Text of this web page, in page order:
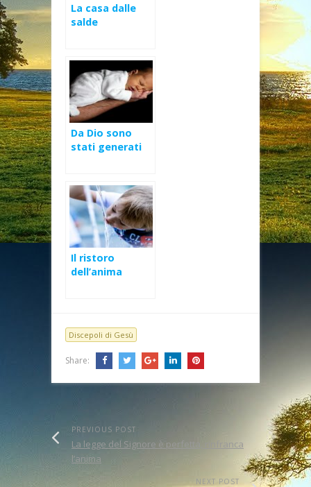
La casa dalle
salde
Da Dio sono
stati generati
Il ristoro
dell’anima
Discepoli di Gesù
Share:
PREVIOUS POST
La legge del Signore è perfetta, rinfranca
l’anima
NEXT POST